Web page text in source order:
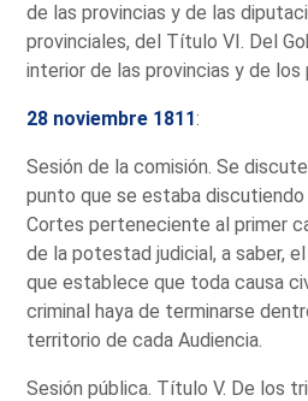
de las provincias y de las
provinciales, del Título VI. Del
interior de las provincias y de los
28 noviembre 1811:
Sesión de la comisión. Se
punto que se estaba discutiendo
Cortes perteneciente al primer
de la potestad judicial, a saber,
que establece que toda causa
criminal haya de terminarse
territorio de cada Audiencia.
Sesión pública. Título V. De los